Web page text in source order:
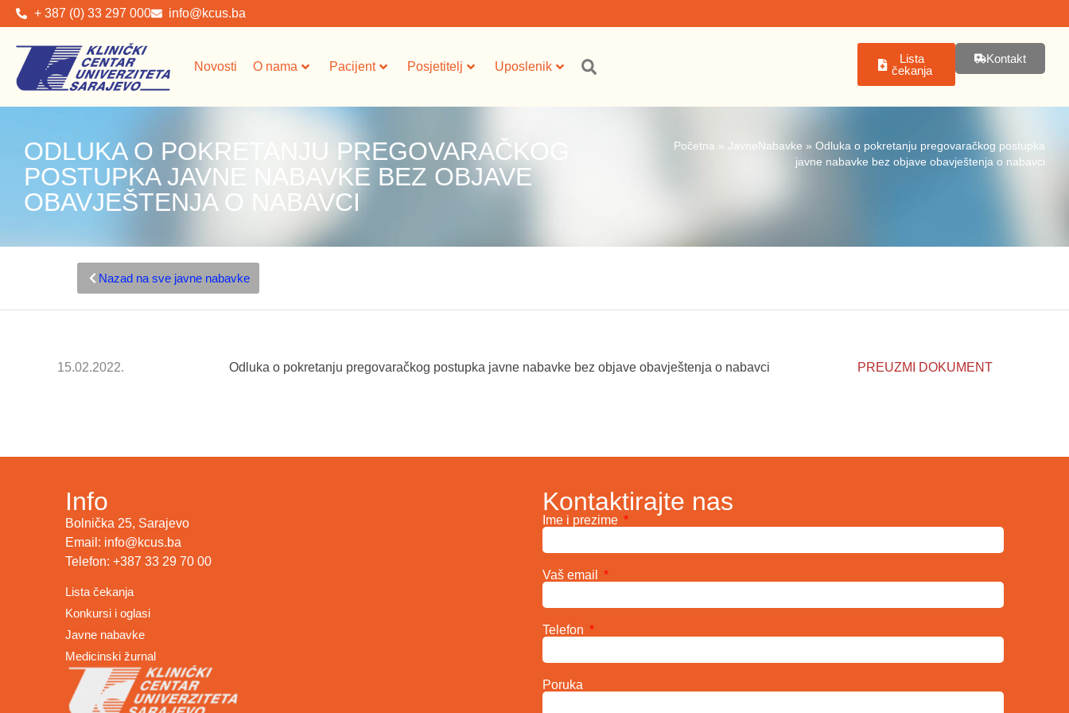
+ 387 (0) 33 297 000 info@kcus.ba
Novosti O nama Pacijent Posjetitelj Uposlenik
Lista
čekanja
Kontakt
ODLUKA O POKRETANJU PREGOVARAČKOG
POSTUPKA JAVNE NABAVKE BEZ OBJAVE
OBAVJEŠTENJA O NABAVCI
Početna » JavneNabavke » Odluka o pokretanju pregovaračkog postupka
javne nabavke bez objave obavještenja o nabavci
Nazad na sve javne nabavke
15.02.2022. Odluka o pokretanju pregovaračkog postupka javne nabavke bez objave obavještenja o nabavci PREUZMI DOKUMENT
Info
Bolnička 25, Sarajevo
Email: info@kcus.ba
Telefon: +387 33 29 70 00
Lista čekanja
Konkursi i oglasi
Javne nabavke
Medicinski žurnal
Kontaktirajte nas
Ime i prezime
Vaš email
Telefon
Poruka